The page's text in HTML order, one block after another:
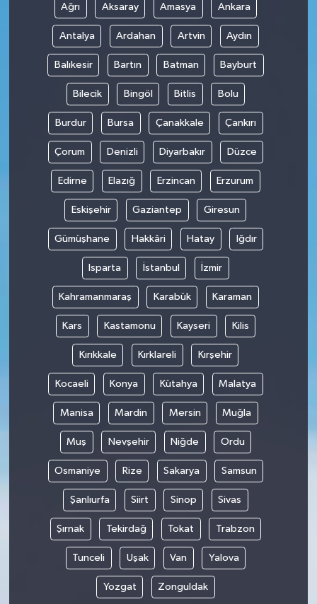
Ağrı Aksaray Amasya Ankara
Antalya Ardahan Artvin Aydın
Balıkesir Bartın Batman Bayburt
Bilecik Bingöl Bitlis Bolu
Burdur Bursa Çanakkale Çankırı
Çorum Denizli Diyarbakır Düzce
Edirne Elazığ Erzincan Erzurum
Eskişehir Gaziantep Giresun
Gümüşhane Hakkâri Hatay Iğdır
Isparta İstanbul İzmir
Kahramanmaraş Karabük Karaman
Kars Kastamonu Kayseri Kilis
Kırıkkale Kırklareli Kırşehir
Kocaeli Konya Kütahya Malatya
Manisa Mardin Mersin Muğla
Muş Nevşehir Niğde Ordu
Osmaniye Rize Sakarya Samsun
Şanlıurfa Siirt Sinop Sivas
Şırnak Tekirdağ Tokat Trabzon
Tunceli Uşak Van Yalova
Yozgat Zonguldak